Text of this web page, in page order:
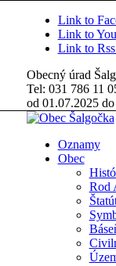
Link to
Link to
Link to
Obecný úrad
Tel: 031 786 11
od 01.07.2025
Oznamy
Obec
Rod